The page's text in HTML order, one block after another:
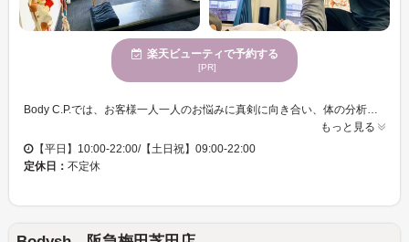
楽天ビューティで予約する
[PR]
Body C.P.では、お客様一人一人のお悩みに真剣に向き合い、体の分析を通して、あなたの健康寿命を延ばすお手伝いをしております。マッサージで改善しきれなかった体の不調、歪みや癖を細かく診断し、最適なストレッチとトレーニングで、つらくなりにくい体を一緒に作り上げていきます。医療技術の進歩によって平均寿命が伸びている現代、自分の体を自由に使い、思い通りの人生を送れるようサポートします。あなたに合ったプランで、日々の生活をより豊かに満喫できる体作りを目指します。
もっと見る
【平日】10:00-22:00/【土日祝】09:00-22:00
定休日： 不定休